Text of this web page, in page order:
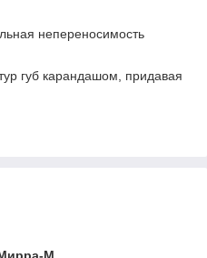
непереносимость
губ карандашом, придавая
М